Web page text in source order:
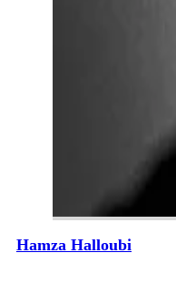
Hamza Halloubi